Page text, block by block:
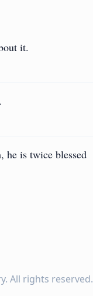
it.
he is twice blessed
. All rights reserved.